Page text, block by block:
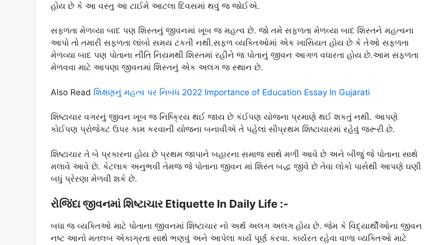
હોય છે કે આ વસ્તુ આ ટાઈમે આટલા દિવસમાં થવું જ જોઈએ.
સફળતા મેળવ્યા બાદ પણ શિસ્તનું જીવનમાં ખૂબ જ મહત્વ છે. જો તમે સફળતા મેળવ્યા બાદ શિસ્તને મહત્વના
આપો તો તમારી સફળતા લાંબો સમય ટકતી નથી.સફળ વ્યક્તિઓમાં એક ખાસિયત હોય છે કે તેઓ સફળતા
મેળવ્યા બાદ પણ પોતાના નીતિ નિયમથી શિસ્તમાં રહીને જ પોતાનું જીવન આગળ વધારતા હોય છે.આમ સફળતા
મેળવવા માટે આપણા જીવનમાં શિસ્તનું એક અલગ જ સ્થાન છે.
Also Read શિક્ષણનું મહત્વ પર નિબંધ 2022 Importance of Education Essay In Gujarati
શિષ્ટાચાર વગરનું જીવન ખૂબ જ નિષ્ક્રિય થઈ જાય છે કંઈપણ યોજના પ્રમાણે થઈ શકતું નથી. આપણે
કોઈપણ પ્રોજેક્ટ ઉપર કામ કરવાની યોજના બનાવીએ તે પહેલાં સૌપ્રથમ શિષ્ટાચારમાં રહેવું જરૂરી છે.
શિષ્ટાચાર તે બે પ્રકારના હોય છે પ્રથમ જાપાને બહારના સમાજ સાથે મળી આવે છે અને બીજું જે પોતાના સાથે
મલાવે આવે છે. કેટલાક અનુભવી તેમજ જે પોતાના જીવન માં શિસ્ત બદ્ધ જીવે છે તેવા લોકો પાસેથી આપણે ઘણી
બધું પ્રેરણા મેળવી શકે છે.
રોજિંદા જીવનમાં શિષ્ટાચાર Etiquette In Daily Life :-
બધા જ વ્યક્તિઓ માટે પોતાના જીવનમાં શિષ્ટાચાર નો અર્થ અલગ અલગ હોય છે. જેમ કે વિદ્યાર્થીઓના જીવન
નષ્ટ આનો મતલબ એકાગ્રતા સાથે ભણવું અને આપેલા કાર્ય પૂર્ણ કરવા. કાર્યરત રહેવા વાળા વ્યક્તિઓ માટે